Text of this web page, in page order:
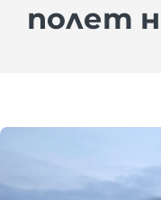
полет